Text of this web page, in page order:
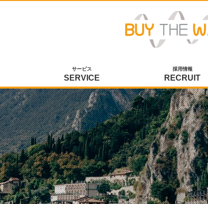
サービス
SERVICE
採用情報
RECRUIT